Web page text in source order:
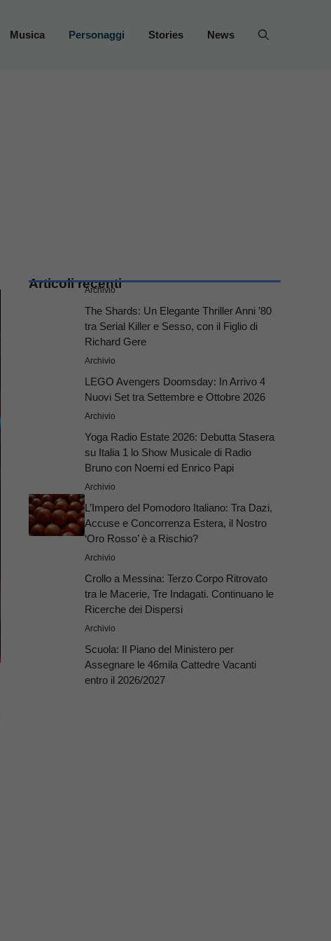
Musica Personaggi Stories News
Articoli recenti
Archivio
The Shards: Un Elegante Thriller Anni ’80
tra Serial Killer e Sesso, con il Figlio di
Richard Gere
Archivio
LEGO Avengers Doomsday: In Arrivo 4
Nuovi Set tra Settembre e Ottobre 2026
Archivio
Yoga Radio Estate 2026: Debutta Stasera
su Italia 1 lo Show Musicale di Radio
Bruno con Noemi ed Enrico Papi
Archivio
L’Impero del Pomodoro Italiano: Tra Dazi,
Accuse e Concorrenza Estera, il Nostro
‘Oro Rosso’ è a Rischio?
Archivio
Crollo a Messina: Terzo Corpo Ritrovato
tra le Macerie, Tre Indagati. Continuano le
Ricerche dei Dispersi
Archivio
Scuola: Il Piano del Ministero per
Assegnare le 46mila Cattedre Vacanti
entro il 2026/2027